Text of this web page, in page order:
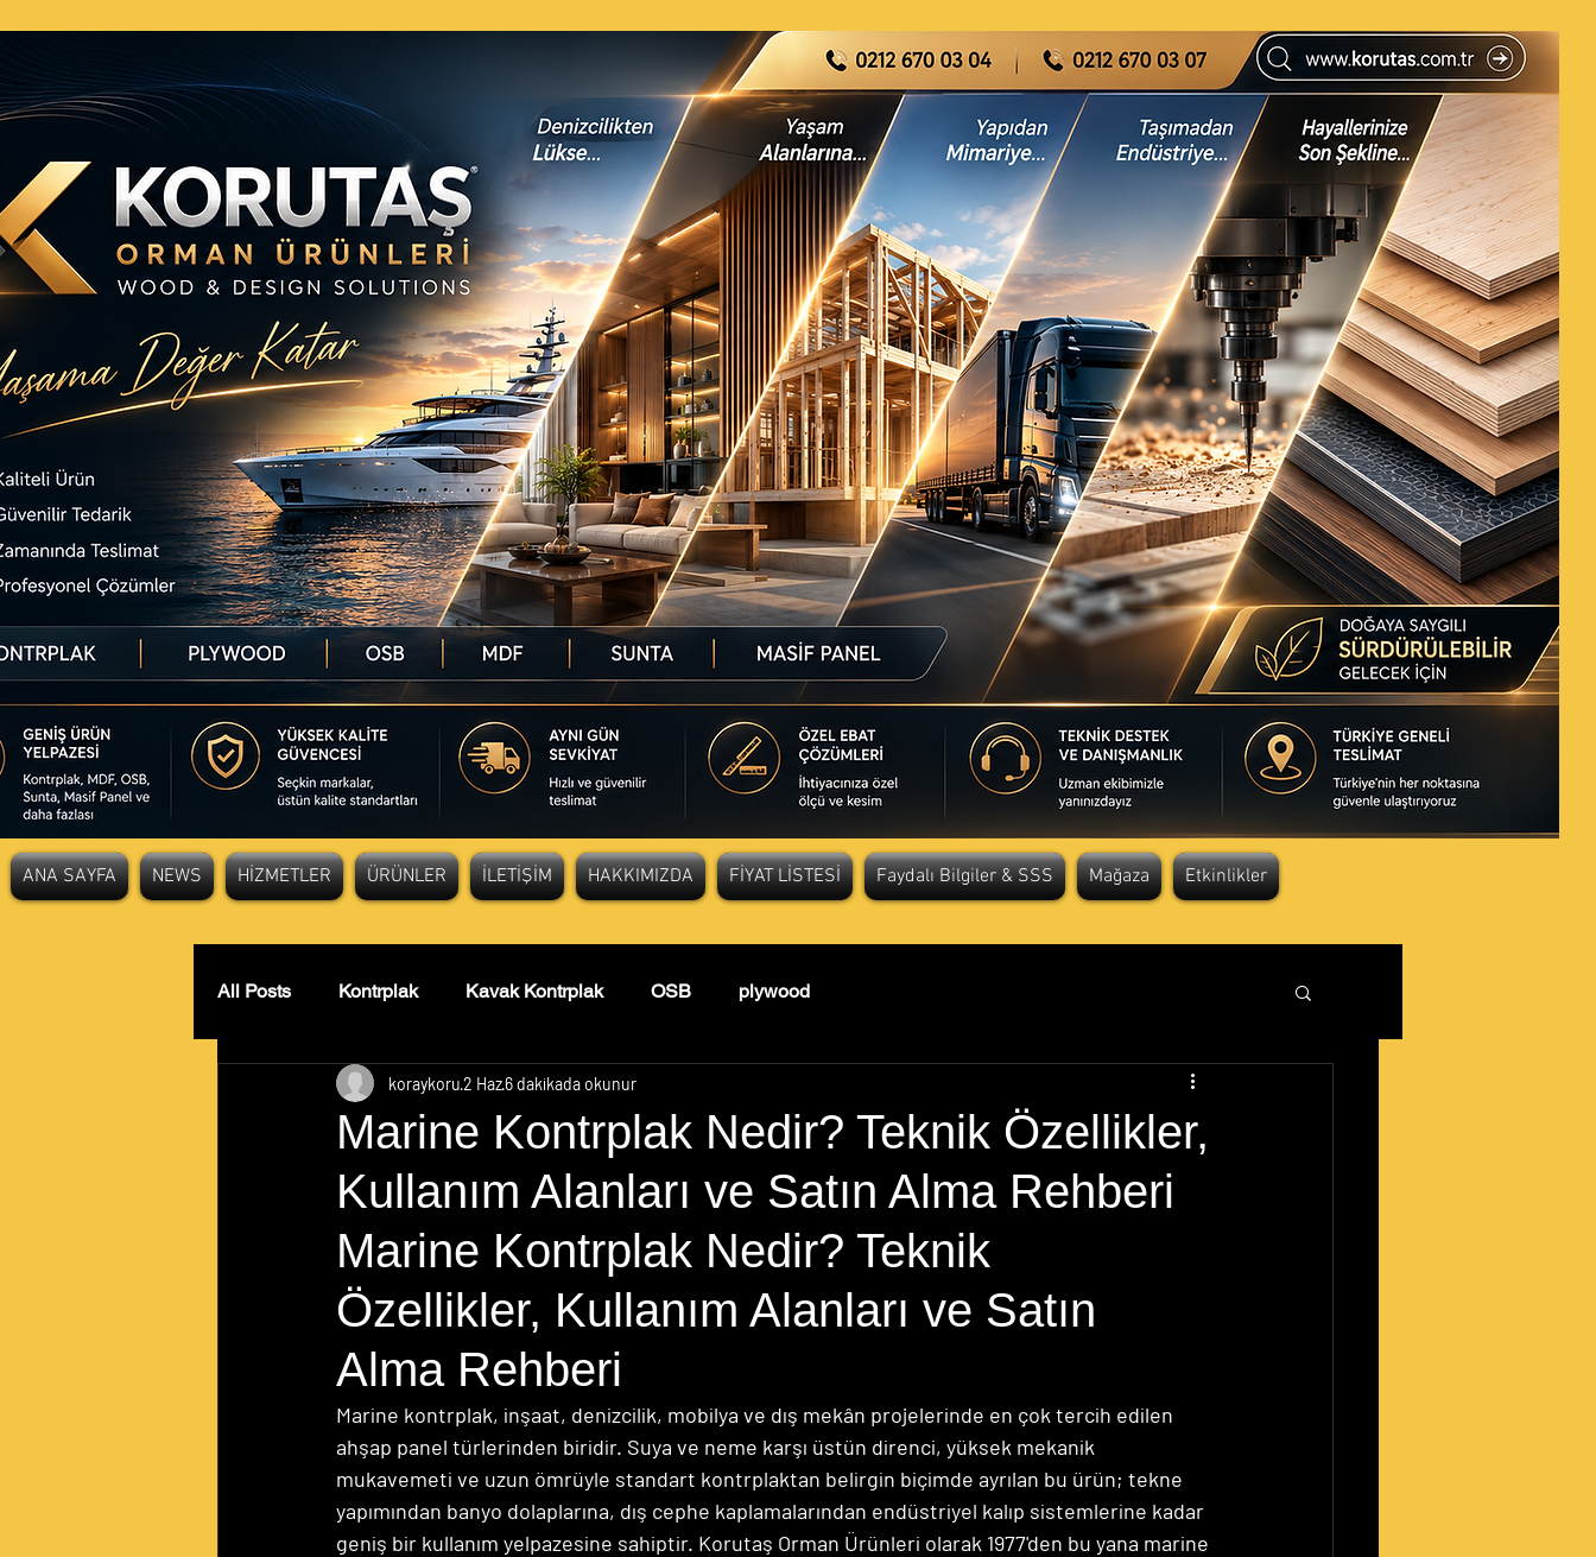
ANA SAYFA NEWS HİZMETLER ÜRÜNLER İLETİŞİM HAKKIMIZDA FİYAT LİSTESİ Faydalı Bilgiler & SSS Mağaza Etkinlikler
All Posts Kontrplak Kavak Kontrplak OSB plywood
Marine Kontrplak Nedir? Teknik Özellikler,
Kullanım Alanları ve Satın Alma Rehberi
koraykoru2 Haz6 dakikada okunur
Marine Kontrplak Nedir? Teknik
Özellikler, Kullanım Alanları ve Satın
Alma Rehberi
Marine kontrplak, inşaat, denizcilik, mobilya ve dış mekân projelerinde en çok tercih edilen
ahşap panel türlerinden biridir. Suya ve neme karşı üstün direnci, yüksek mekanik
mukavemeti ve uzun ömrüyle standart kontrplaktan belirgin biçimde ayrılan bu ürün; tekne
yapımından banyo dolaplarına, dış cephe kaplamalarından endüstriyel kalıp sistemlerine kadar
geniş bir kullanım yelpazesine sahiptir. Korutaş Orman Ürünleri olarak 1977'den bu yana marine